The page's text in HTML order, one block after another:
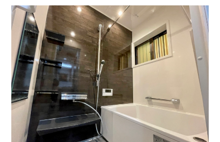
イベント情報
店舗＆モデルハウス紹介
スタッフ紹介
リフォームの流れ
お知らせ
会社概要